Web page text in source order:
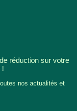
réduction sur votre
!
nos actualités et